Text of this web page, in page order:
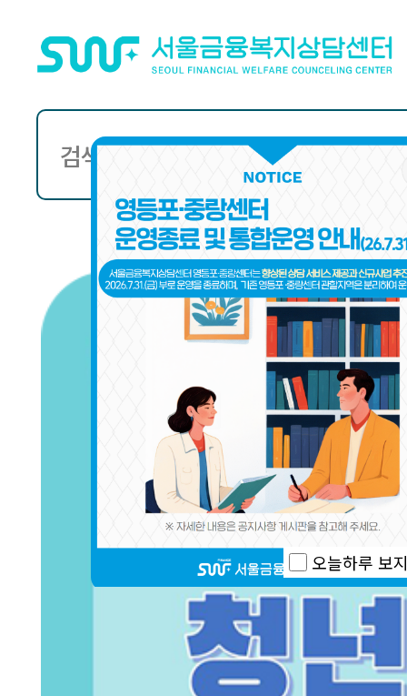
오늘하루 보